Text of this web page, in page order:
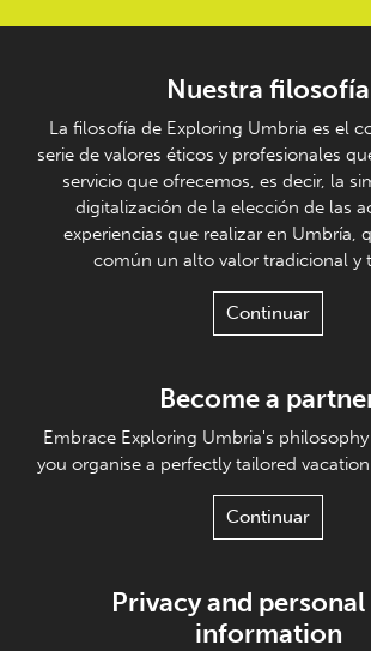
Nuestra filosofía
La filosofía de Exploring Umbria es el
serie de valores éticos y profesionales
servicio que ofrecemos, es decir, la
digitalización de la elección de las
experiencias que realizar en Umbría,
común un alto valor tradicional y
Continuar
Become a
Embrace Exploring Umbria's
you organise a perfectly tailored
Continuar
Privacy and personal
information